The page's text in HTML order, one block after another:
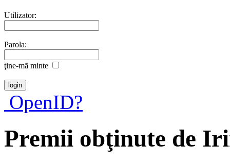
Utilizator:
Parola:
ţine-mã minte
OpenID?
Premii obţinute de